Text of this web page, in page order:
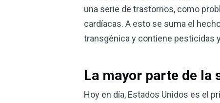
una serie de trastornos, como
cardíacas. A esto se suma el
transgénica y contiene pesticidas
La mayor parte de la
Hoy en día, Estados Unidos es el